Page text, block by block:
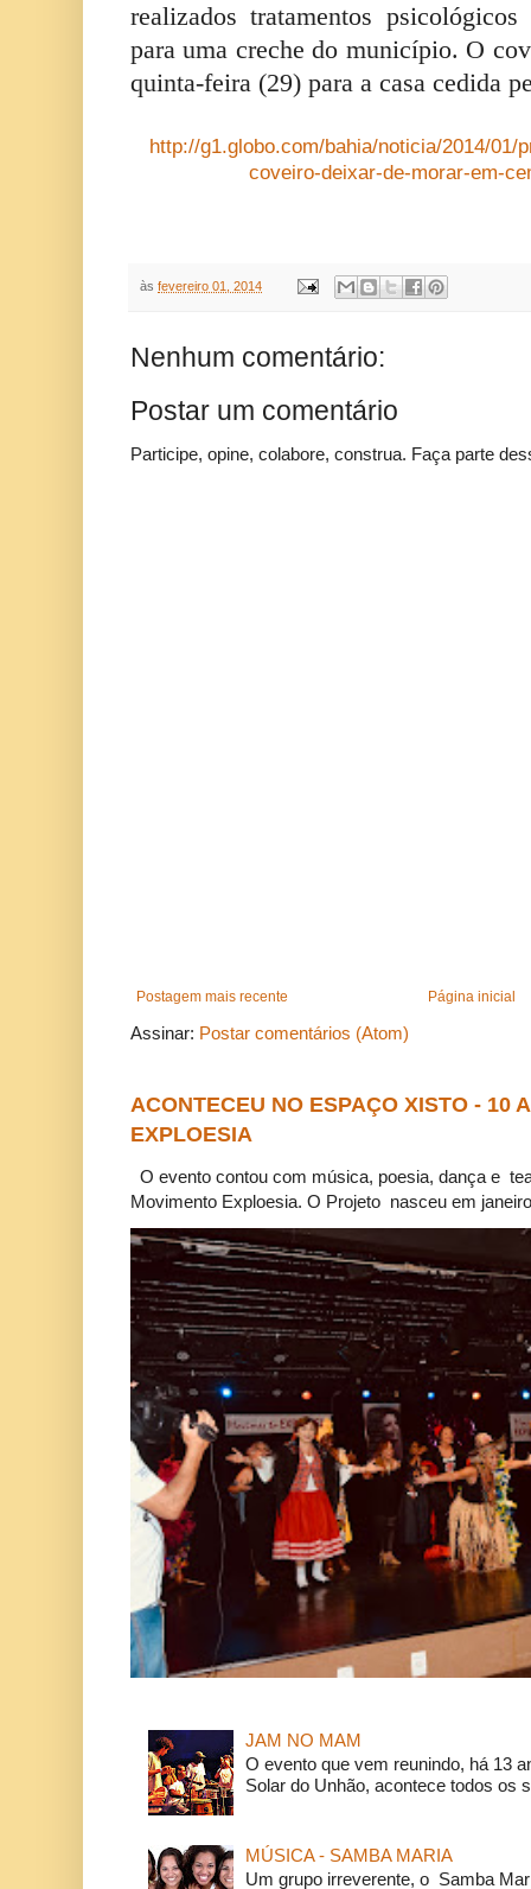
realizados tratamentos
para uma creche do município. O
quinta-feira (29) para a casa cedida
http://g1.globo.com/bahia/noticia/2014/01/
coveiro-deixar-de-morar-em-
às fevereiro 01, 2014
Nenhum comentário:
Postar um comentário
Participe, opine, colabore, construa. Faça parte
Postagem mais recente Página inicial
Assinar: Postar comentários (Atom)
ACONTECEU NO ESPAÇO XISTO - 10
EXPLOESIA
O evento contou com música, poesia, dança e
Movimento Exploesia. O Projeto nasceu em
JAM NO MAM
O evento que vem reunindo, há 13
Solar do Unhão, acontece todos os
MÚSICA - SAMBA MARIA
Um grupo irreverente, o Samba